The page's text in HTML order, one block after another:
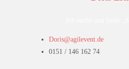
Doris@agilevent.de
0151 / 146 162 74